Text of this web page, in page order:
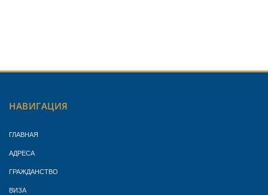
НАВИГАЦИЯ
ГЛАВНАЯ
АДРЕСА
ГРАЖДАНСТВО
ВИЗА